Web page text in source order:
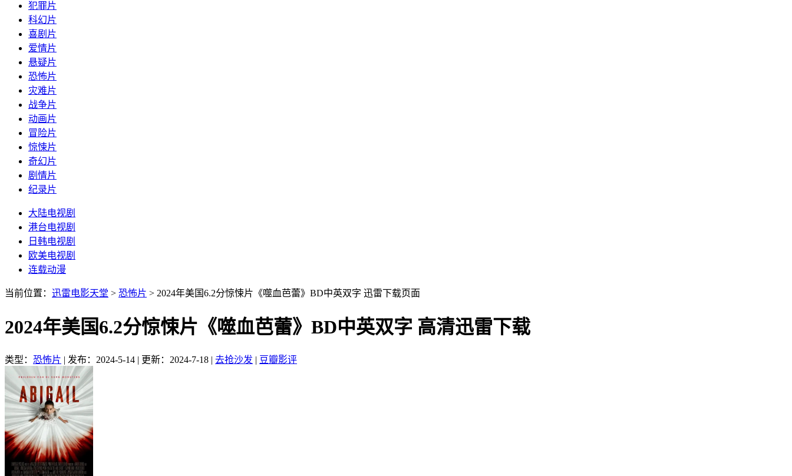
犯罪片
科幻片
喜剧片
爱情片
悬疑片
恐怖片
灾难片
战争片
动画片
冒险片
惊悚片
奇幻片
剧情片
纪录片
大陆电视剧
港台电视剧
日韩电视剧
欧美电视剧
连载动漫
当前位置： 迅雷电影天堂 > 恐怖片 > 2024年美国6.2分惊悚片《噬血芭蕾》BD中英双字 迅雷下载页面
2024年美国6.2分惊悚片《噬血芭蕾》BD中英双字 高清迅雷下载
类型： 恐怖片 | 发布：2024-5-14 | 更新：2024-7-18 | 去抢沙发 | 豆瓣影评